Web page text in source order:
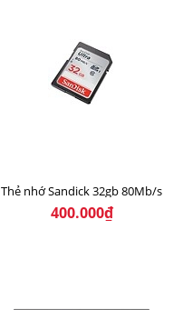
Thẻ nhớ Sandick 32gb 80Mb/s
400.000₫